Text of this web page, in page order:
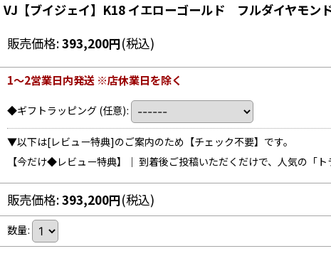
VJ【ブイジェイ】K18 イエローゴールド フルダイヤモン
販売価格:393,200円(税込)
1〜2営業日内発送 ※店休業日を除く
◆ギフトラッピング (任意):
▼以下は[レビュー特典]のご案内のため【チェック不要】です。
【今だけ◆レビュー特典】｜ 到着後ご投稿いただくだけで、人気の「
販売価格:393,200円(税込)
数量: